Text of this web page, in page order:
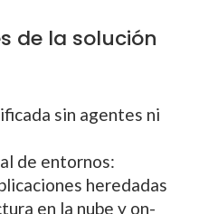
de la solución
sin agentes ni
de entornos:
heredadas
en la nube y on-